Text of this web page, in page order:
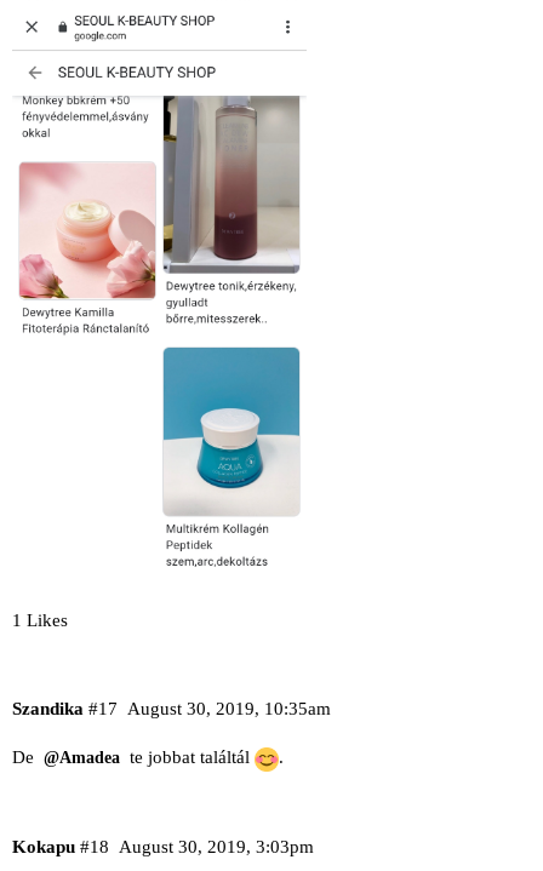
1 Likes
Szandika August 30, 2019, 10:35am
#17
De @Amadea te jobbat találtál .
Kokapu August 30, 2019, 3:03pm
#18